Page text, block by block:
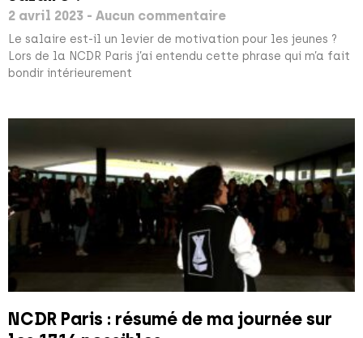
2 avril 2023 Aucun commentaire
Le salaire est-il un levier de motivation pour les jeunes ?
Lors de la NCDR Paris j’ai entendu cette phrase qui m’a fait
bondir intérieurement
NCDR Paris : résumé de ma journée sur